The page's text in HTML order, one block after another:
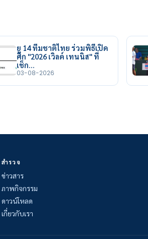
ยู 14 ทีมชาติไทย ร่วมพิธีเปิด
ศึก "2026 เวิลด์ เทนนิส" ที่
เช็ก…
03-08-2026
สำรวจ
ข่าวสาร
ภาพกิจกรรม
ดาวน์โหลด
เกี่ยวกับเรา